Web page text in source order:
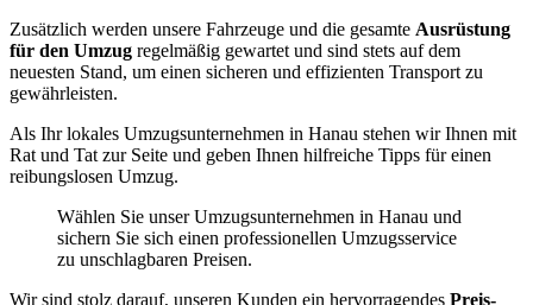
Zusätzlich werden unsere Fahrzeuge und die gesamte Ausrüstung
für den Umzug regelmäßig gewartet und sind stets auf dem
neuesten Stand, um einen sicheren und effizienten Transport zu
gewährleisten.
Als Ihr lokales Umzugsunternehmen in Hanau stehen wir Ihnen mit
Rat und Tat zur Seite und geben Ihnen hilfreiche Tipps für einen
reibungslosen Umzug.
Wählen Sie unser Umzugsunternehmen in Hanau und
sichern Sie sich einen professionellen Umzugsservice
zu unschlagbaren Preisen.
Wir sind stolz darauf, unseren Kunden ein hervorragendes Preis-